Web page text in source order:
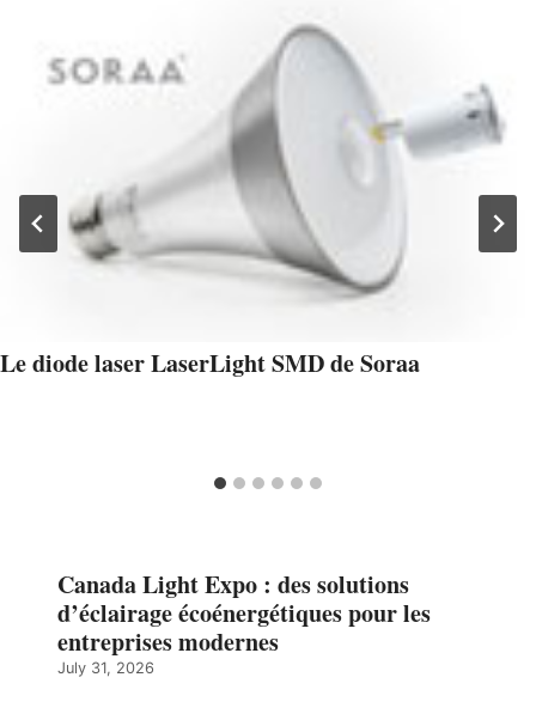
Le diode laser LaserLight SMD de Soraa
Canada Light Expo : des solutions
d’éclairage écoénergétiques pour les
entreprises modernes
July 31, 2026